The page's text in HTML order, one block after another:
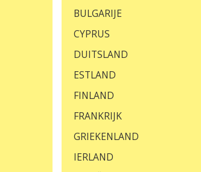
BULGARIJE
CYPRUS
DUITSLAND
ESTLAND
FINLAND
FRANKRIJK
GRIEKENLAND
IERLAND